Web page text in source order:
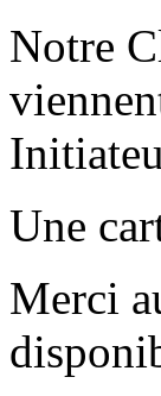
Notre
Une
Merci